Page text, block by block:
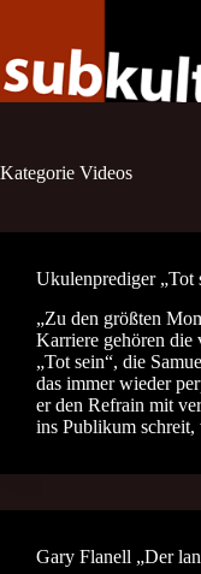
Kategorie Videos
Ukulenprediger
„Zu den größten
Karriere gehören die
„Tot sein“, die
das immer wieder
er den Refrain mit
ins Publikum
Gary Flanell „Der